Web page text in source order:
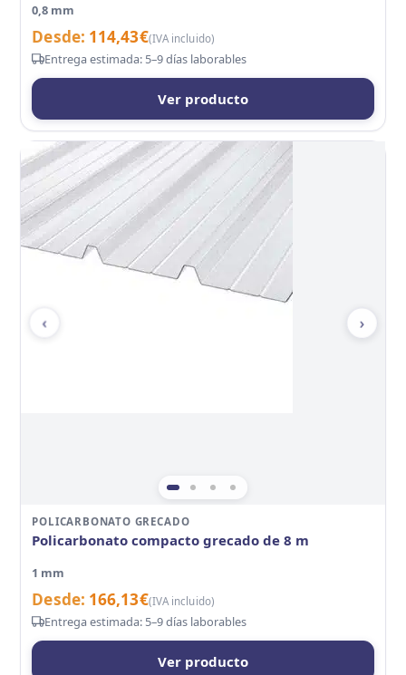
0,8 mm
Desde: 114,43€(IVA incluido)
Entrega estimada: 5–9 días laborables
Ver producto
‹ ›
POLICARBONATO GRECADO
Policarbonato compacto grecado de 8 m
1 mm
Desde: 166,13€(IVA incluido)
Entrega estimada: 5–9 días laborables
Ver producto